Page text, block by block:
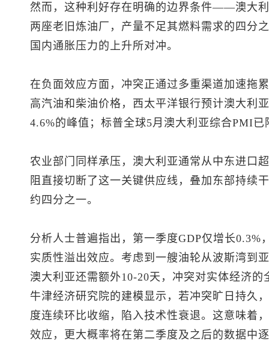
然而，这种利好存在明确的边界条件——澳大
两座老旧炼油厂，产量不足其燃料需求的四分
国内通胀压力的上升所对冲。
在负面效应方面，冲突正通过多重渠道加速拖
高汽油和柴油价格，西太平洋银行预计澳大利
4.6%的峰值；标普全球5月澳大利亚综合PMI
农业部门同样承压，澳大利亚通常从中东进口
阻直接切断了这一关键供应线，叠加东部持续
约四分之一。
分析人士普遍指出，第一季度GDP仅增长
实质性溢出效应。考虑到一艘油轮从波斯湾到
澳大利亚还需额外10-20天，冲突对实体经济
牛津经济研究院的建模显示，若冲突旷日持久
度连续环比收缩，陷入技术性衰退。这意味着
效应，更大概率将在第二季度及之后的数据中